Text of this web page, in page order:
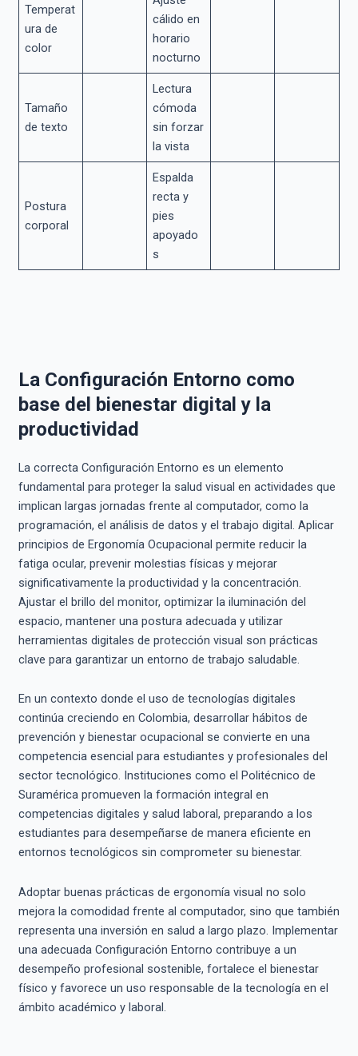
Temperat
ura de
color
cálido en
horario
nocturno
Tamaño
de texto
Lectura
cómoda
sin forzar
la vista
Postura
corporal
Espalda
recta y
pies
apoyado
s
La Configuración Entorno como
base del bienestar digital y la
productividad
La correcta Configuración Entorno es un elemento
fundamental para proteger la salud visual en actividades que
implican largas jornadas frente al computador, como la
programación, el análisis de datos y el trabajo digital. Aplicar
principios de Ergonomía Ocupacional permite reducir la
fatiga ocular, prevenir molestias físicas y mejorar
significativamente la productividad y la concentración.
Ajustar el brillo del monitor, optimizar la iluminación del
espacio, mantener una postura adecuada y utilizar
herramientas digitales de protección visual son prácticas
clave para garantizar un entorno de trabajo saludable.
En un contexto donde el uso de tecnologías digitales
continúa creciendo en Colombia, desarrollar hábitos de
prevención y bienestar ocupacional se convierte en una
competencia esencial para estudiantes y profesionales del
sector tecnológico. Instituciones como el Politécnico de
Suramérica promueven la formación integral en
competencias digitales y salud laboral, preparando a los
estudiantes para desempeñarse de manera eficiente en
entornos tecnológicos sin comprometer su bienestar.
Adoptar buenas prácticas de ergonomía visual no solo
mejora la comodidad frente al computador, sino que también
representa una inversión en salud a largo plazo. Implementar
una adecuada Configuración Entorno contribuye a un
desempeño profesional sostenible, fortalece el bienestar
físico y favorece un uso responsable de la tecnología en el
ámbito académico y laboral.